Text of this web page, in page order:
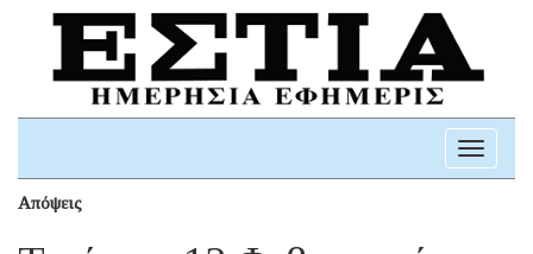
Toggle
Απόψεις